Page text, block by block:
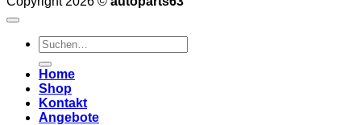
Suchen
nach:
Home
Shop
Kontakt
Angebote